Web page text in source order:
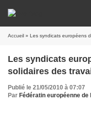
Accueil » Les syndicats européens de
Les syndicats
solidaires des
Publié le 21/05/2010 à 07:07
Par Fédératin européenne